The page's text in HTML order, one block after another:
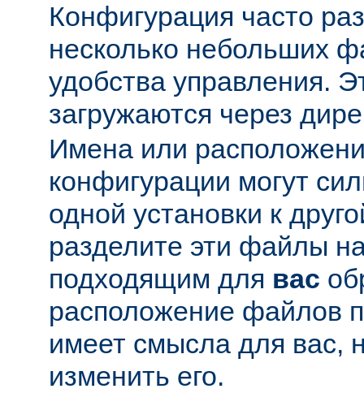
Конфигурация часто
несколько небольших
удобства управления.
загружаются через
Имена или
конфигурации могут
одной установки к
разделите эти файлы
подходящим для вас
расположение файлов
имеет смысла для вас,
изменить его.